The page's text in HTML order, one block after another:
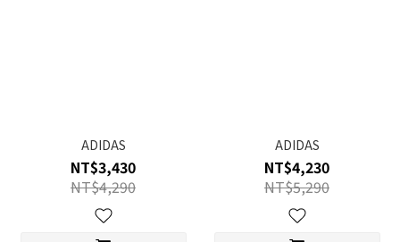
ADIDAS
NT$3,430
NT$4,290
ADIDAS
NT$4,230
NT$5,290